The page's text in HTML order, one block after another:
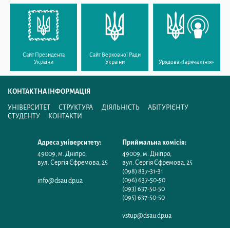
Сайт Президента
України
Сайт Верховної Ради
України
Урядова «Гаряча лінія»
КОНТАКТНА ІНФОРМАЦІЯ
УНІВЕРСИТЕТ СТРУКТУРА ДІЯЛЬНІСТЬ
АБІТУРІЄНТУ
СТУДЕНТУ
КОНТАКТИ
Адреса університету:
49009 м. Дніпро,
вул. Сергія Єфремова, 25
info@dsau.dp.ua
Приймальна комісія:
49009 м. Дніпро,
вул. Сергія Єфремова, 25
(098) 837-31-31
(096) 637-50-50
(093) 637-50-50
(095) 637-50-50
vstup@dsau.dp.ua